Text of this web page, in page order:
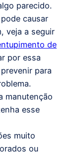
parecido.
causar
veja a seguir
de
por essa
para
manutenção
esse
muito
ou